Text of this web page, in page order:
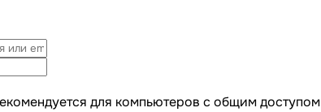
для компьютеров с общим доступом